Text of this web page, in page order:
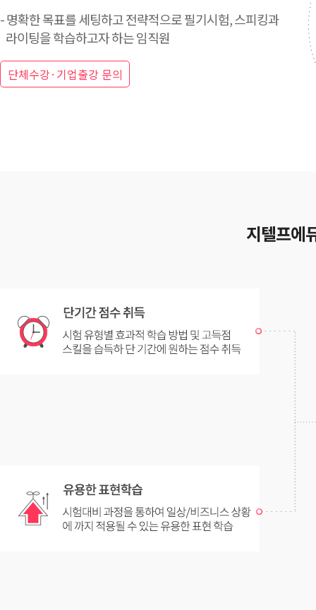
- 명확한 목표를 세팅하고 전략적으로 필기시험, 스피킹과
라이팅을 학습하고자 하는 임직원
단체수강·기업출강 문의
지텔프에